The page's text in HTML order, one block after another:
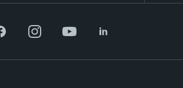
FacebookInstagramYouTubeLinkedIn